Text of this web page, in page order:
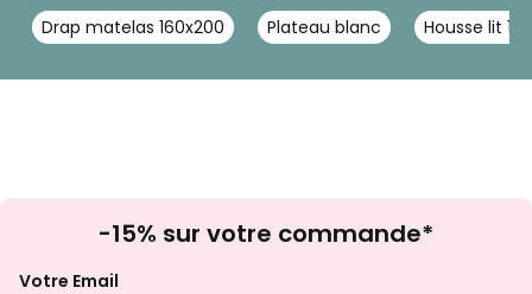
Drap matelas 160x200 Plateau blanc Housse lit
à
-15% sur votre commande*
Votre Email